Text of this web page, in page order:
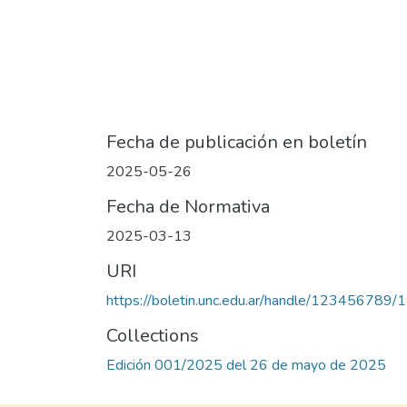
Fecha de publicación en boletín
2025-05-26
Fecha de Normativa
2025-03-13
URI
https://boletin.unc.edu.ar/handle/123456789/
Collections
Edición 001/2025 del 26 de mayo de 2025